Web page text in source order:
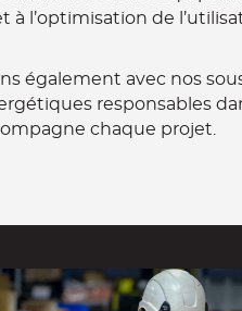
également avec nos
responsables
chaque projet.